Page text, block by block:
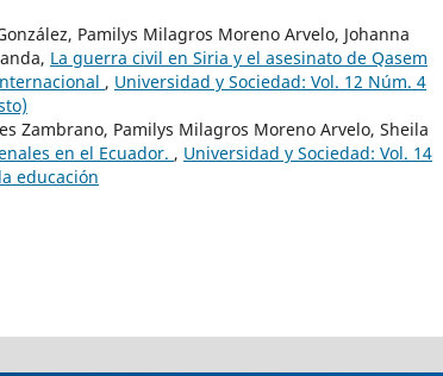
Pamilys Milagros Moreno Arvelo, Johanna
La guerra civil en Siria y el asesinato de Qasem
, Universidad y Sociedad: Vol. 12 Núm. 4
Zambrano, Pamilys Milagros Moreno Arvelo, Sheila
en el Ecuador. , Universidad y Sociedad: Vol. 14
educación